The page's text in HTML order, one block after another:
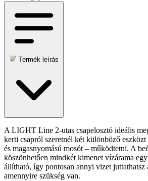
Termék leírás
A LIGHT Line 2-utas csapelosztó ideális
kerti csapról szeretnél két különböző
és magasnyomású mosót – működtetni. A
köszönhetően mindkét kimenet vízárama
állítható, így pontosan annyi vizet juttathatsz
amennyire szükség van.